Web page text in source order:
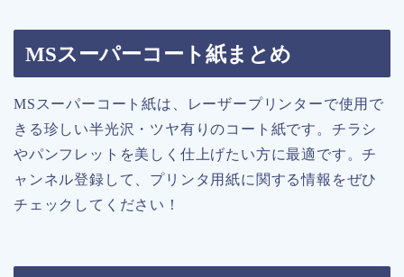
MSスーパーコート紙まとめ
MSスーパーコート紙は、レーザープリンターで使用で
きる珍しい半光沢・ツヤ有りのコート紙です。チラシ
やパンフレットを美しく仕上げたい方に最適です。チ
ャンネル登録して、プリンタ用紙に関する情報をぜひ
チェックしてください！